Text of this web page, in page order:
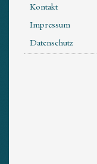
Kontakt
Impressum
Datenschutz